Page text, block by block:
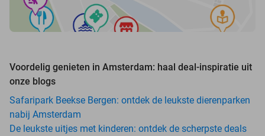
Voordelig genieten in Amsterdam: haal deal-inspiratie uit
onze blogs
Safaripark Beekse Bergen: ontdek de leukste dierenparken
nabij Amsterdam
De leukste uitjes met kinderen: ontdek de scherpste deals